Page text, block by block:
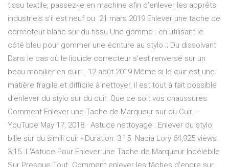
tissu textile, passez-le en machine afin d'enlever les apprêts
industriels s'il est neuf ou 21 mars 2019 Enlever une tache de
correcteur blanc sur du tissu Une gomme : en utilisant le
côté bleu pour gommer une écriture au stylo ;; Du dissolvant
Dans le cas où le liquide correcteur s'est renversé sur un
beau mobilier en cuir :. 12 août 2019 Même si le cuir est une
matière fragile et difficile à nettoyer, il est tout à fait possible
d'enlever du stylo sur du cuir. Que ce soit vos chaussures
Comment Enlever une Tache de Marqueur sur du Cuir. -
YouTube May 17, 2018 · Astuce nettoyage : Enlever du stylo
bille sur du simili cuir - Duration: 3:15. Nadia Lory 64,925 views.
3:15. L'Astuce Pour Enlever une Tache de Marqueur Indélébile